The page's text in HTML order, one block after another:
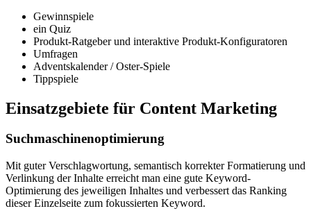
Gewinnspiele
ein Quiz
Produkt-Ratgeber und interaktive Produkt-Konfiguratoren
Umfragen
Adventskalender / Oster-Spiele
Tippspiele
Einsatzgebiete für Content Marketing
Suchmaschinenoptimierung
Mit guter Verschlagwortung, semantisch korrekter Formatierung und
Verlinkung der Inhalte erreicht man eine gute Keyword-
Optimierung des jeweiligen Inhaltes und verbessert das Ranking
dieser Einzelseite zum fokussierten Keyword.